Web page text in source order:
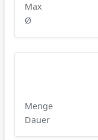
Max
Ø
Menge
Dauer